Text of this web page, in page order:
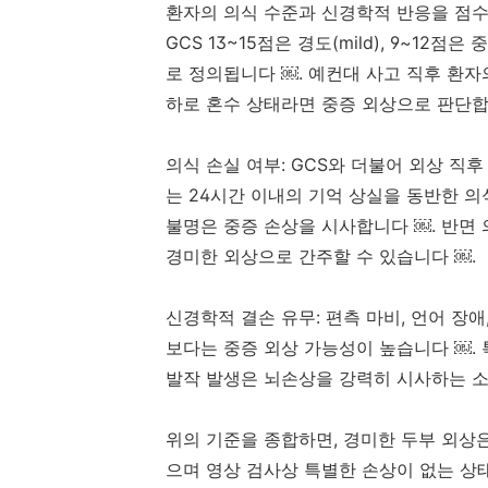
환자의 의식 수준과 신경학적 반응을 점
GCS 13~15점은 경도(mild), 9~12점은
로 정의됩니다 ￼. 예컨대 사고 직후 환
하로 혼수 상태라면 중증 외상으로 판단
의식 손실 여부: GCS와 더불어 외상 직
는 24시간 이내의 기억 상실을 동반한
불명은 중증 손상을 시사합니다 ￼. 반면
경미한 외상으로 간주할 수 있습니다 ￼.
신경학적 결손 유무: 편측 마비, 언어 장
보다는 중증 외상 가능성이 높습니다 ￼.
발작 발생은 뇌손상을 강력히 시사하는
위의 기준을 종합하면, 경미한 두부 외
으며 영상 검사상 특별한 손상이 없는